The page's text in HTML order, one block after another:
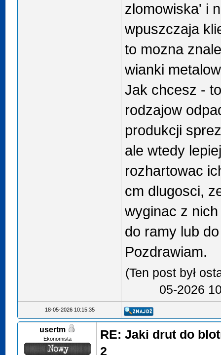
zlomowiska' i
wpuszczaja
to mozna
wianki
Jak chcesz -
rodzajow
produkcji
ale wtedy
rozhartowac
cm dlugosci,
wyginac z
do ramy lub
Pozdrawiam.
(Ten post był
05-2026
18-05-2026 10:15:35
usertm
Ekonomista
RE: Jaki drut do
2